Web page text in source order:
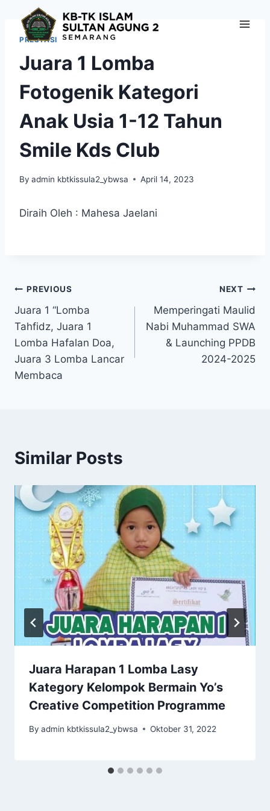
contentPRESTASI
Juara 1 Lomba
Fotogenik Kategori
Anak Usia 1-12 Tahun
Smile Kds Club
By admin kbtkissula2_ybwsa April 14, 2023
Diraih Oleh : Mahesa Jaelani
Navigasi
pos
PREVIOUS
Juara 1 “Lomba
Tahfidz, Juara 1
Lomba Hafalan Doa,
Juara 3 Lomba Lancar
Membaca
NEXT
Memperingati Maulid
Nabi Muhammad SWA
& Launching PPDB
2024-2025
Similar Posts
Juara Harapan 1 Lomba Lasy
Kategory Kelompok Bermain Yo’s
Creative Competition Programme
By admin kbtkissula2_ybwsa Oktober 31, 2022